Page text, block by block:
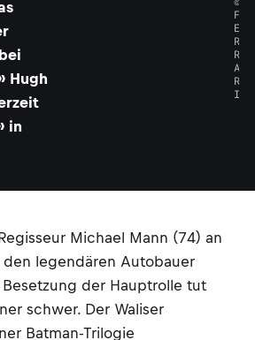
Hugh
in
F
E
R
R
A
R
I
Michael Mann (74) an
legendären Autobauer
Besetzung der Hauptrolle tut
schwer. Der Waliser
Batman-Trilogie